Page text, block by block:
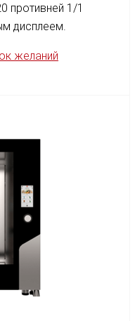
противней 1/1
дисплеем.
желаний